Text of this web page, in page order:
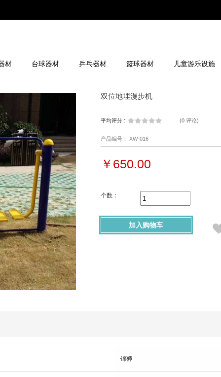
材 台球器材 乒乓器材 篮球器材 儿童游乐设施
双位地埋漫步机
平均评分 : (0 评论)
产品编号： XW-016
￥650.00
个数：
加入购物车
锦狮